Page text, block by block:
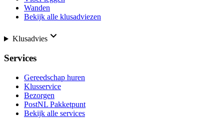
Wanden
Bekijk alle klusadviezen
Klusadvies
Services
Gereedschap huren
Klusservice
Bezorgen
PostNL Pakketpunt
Bekijk alle services